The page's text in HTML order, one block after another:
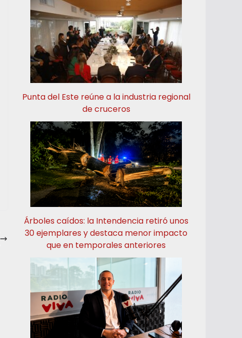
Punta del Este reúne a la industria regional
de cruceros
Árboles caídos: la Intendencia retiró unos
30 ejemplares y destaca menor impacto
que en temporales anteriores